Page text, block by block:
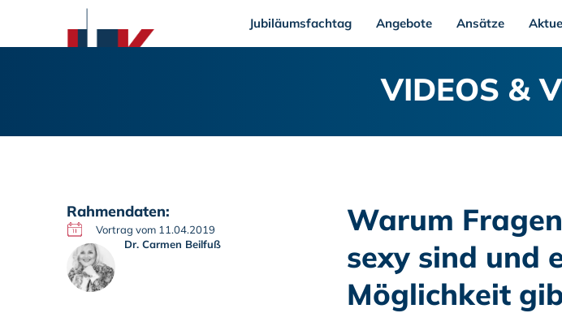
Jubiläumsfachtag Angebote Ansätze
VIDEOS &
Rahmendaten:
Vortrag vom 11.04.2019
Dr. Carmen Beilfuß
Warum
sexy sind und
Möglichkeit